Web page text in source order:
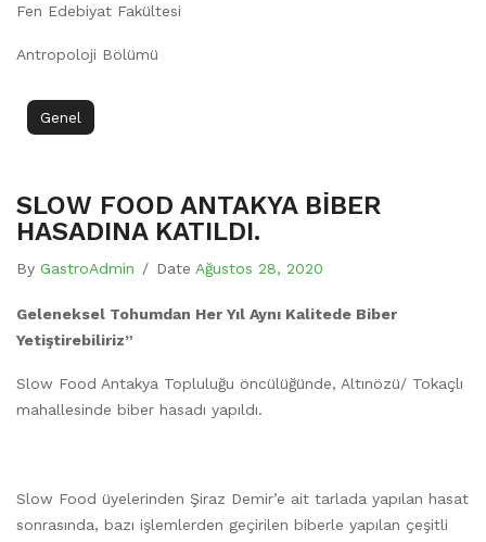
Fen Edebiyat Fakültesi
Antropoloji Bölümü
Genel
SLOW FOOD ANTAKYA BİBER
HASADINA KATILDI.
By GastroAdmin / Date Ağustos 28, 2020
Geleneksel Tohumdan Her Yıl Aynı Kalitede Biber
Yetiştirebiliriz”
Slow Food Antakya Topluluğu öncülüğünde, Altınözü/ Tokaçlı
mahallesinde biber hasadı yapıldı.
Slow Food üyelerinden Şiraz Demir’e ait tarlada yapılan hasat
sonrasında, bazı işlemlerden geçirilen biberle yapılan çeşitli